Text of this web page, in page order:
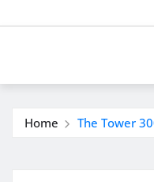
Home The Tower